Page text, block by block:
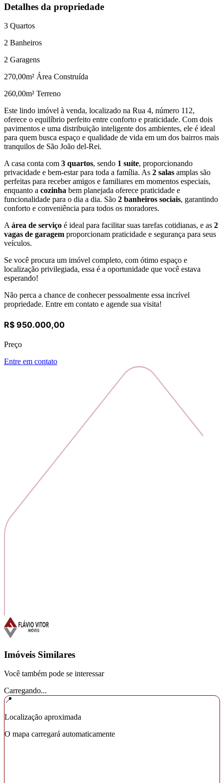
Detalhes da propriedade
3 Quartos
2 Banheiros
2 Garagens
270,00m² Área Construída
260,00m² Terreno
Este lindo imóvel à venda, localizado na Rua 4, número 112,
oferece o equilíbrio perfeito entre conforto e praticidade. Com dois
pavimentos e uma distribuição inteligente dos ambientes, ele é ideal
para quem busca espaço e qualidade de vida em um dos bairros mais
tranquilos de São João del-Rei.
A casa conta com 3 quartos, sendo 1 suíte, proporcionando
privacidade e bem-estar para toda a família. As 2 salas amplas são
perfeitas para receber amigos e familiares em momentos especiais,
enquanto a cozinha bem planejada oferece praticidade e
funcionalidade para o dia a dia. São 2 banheiros sociais, garantindo
conforto e conveniência para todos os moradores.
A área de serviço é ideal para facilitar suas tarefas cotidianas, e as 2
vagas de garagem proporcionam praticidade e segurança para seus
veículos.
Se você procura um imóvel completo, com ótimo espaço e
localização privilegiada, essa é a oportunidade que você estava
esperando!
Não perca a chance de conhecer pessoalmente essa incrível
propriedade. Entre em contato e agende sua visita!
R$ 950.000,00
Preço
Entre em contato
Imóveis Similares
Você também pode se interessar
Carregando...
📍
Localização aproximada
O mapa carregará automaticamente